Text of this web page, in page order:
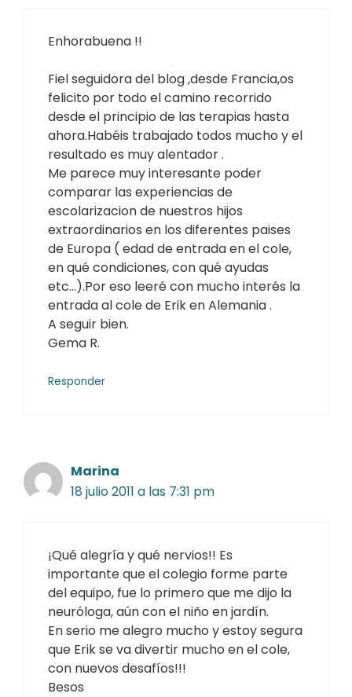
Enhorabuena !!
Fiel seguidora del blog ,desde Francia,os
felicito por todo el camino recorrido
desde el principio de las terapias hasta
ahora.Habéis trabajado todos mucho y el
resultado es muy alentador .
Me parece muy interesante poder
comparar las experiencias de
escolarizacion de nuestros hijos
extraordinarios en los diferentes paises
de Europa ( edad de entrada en el cole,
en qué condiciones, con qué ayudas
etc…).Por eso leeré con mucho interés la
entrada al cole de Erik en Alemania .
A seguir bien.
Gema R.
Responder
Marina
18 julio 2011 a las 7:31 pm
¡Qué alegría y qué nervios!! Es
importante que el colegio forme parte
del equipo, fue lo primero que me dijo la
neuróloga, aún con el niño en jardín.
En serio me alegro mucho y estoy segura
que Erik se va divertir mucho en el cole,
con nuevos desafíos!!!
Besos